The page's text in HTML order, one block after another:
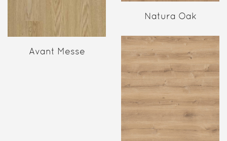
Avant Messe
Natura Oak